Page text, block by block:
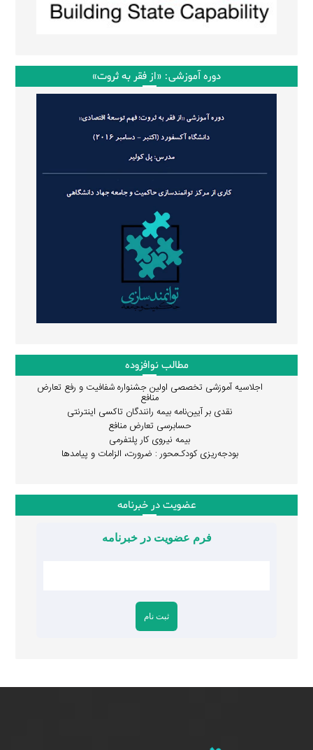
دوره آموزشی: «از فقر به ثروت»
مطالب نوافزوده
اجلاسیه آموزشی تخصصی اولین جشنواره شفافیت و رفع تعارض
منافع
نقدی بر آیین‌نامه بیمه رانندگان تاکسی اینترنتی
حسابرسی تعارض منافع
بیمه نیروی کار پلتفرمی
بودجه‌ریزی کودک‌محور : ضرورت، الزامات و پیامدها
عضویت در خبرنامه
فرم عضویت در خبرنامه